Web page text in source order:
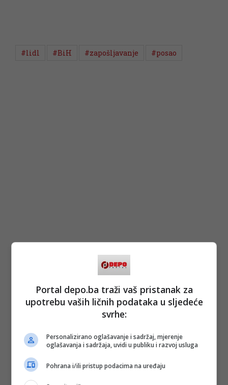
#lidl #BiH #zapošljavanje #posao
Portal depo.ba traži vaš pristanak za
upotrebu vaših ličnih podataka u sljedeće
svrhe:
Personalizirano oglašavanje i sadržaj, mjerenje
oglašavanja i sadržaja, uvidi u publiku i razvoj usluga
Pohrana i/ili pristup podacima na uređaju